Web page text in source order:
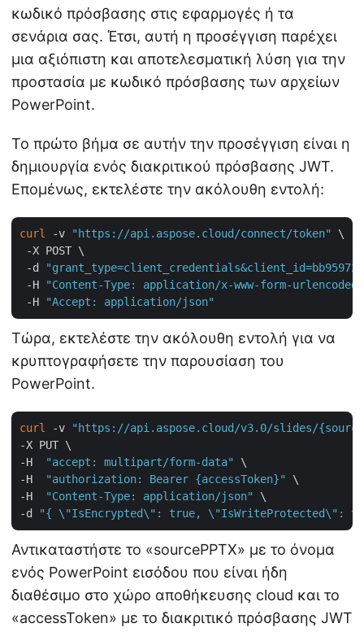
κωδικό πρόσβασης στις εφαρμογές ή τα
σενάρια σας. Έτσι, αυτή η προσέγγιση παρέχει
μια αξιόπιστη και αποτελεσματική λύση για την
προστασία με κωδικό πρόσβασης των αρχείων
PowerPoint.
Το πρώτο βήμα σε αυτήν την προσέγγιση είναι η
δημιουργία ενός διακριτικού πρόσβασης JWT.
Επομένως, εκτελέστε την ακόλουθη εντολή:
curl -v "https://api.aspose.cloud/connect/token"
\
-X POST \
-d
"grant_type=client_credentials&client_id=bb959721-
-H
"Content-Type: application/x-www-form-urlencoded"
-H
"Accept: application/json"
Τώρα, εκτελέστε την ακόλουθη εντολή για να
κρυπτογραφήσετε την παρουσίαση του
PowerPoint.
curl -v
"https://api.aspose.cloud/v3.0/slides/
-X PUT \
-H
"accept: multipart/form-data"
\
-H
"authorization: Bearer {accessToken}"
\
-H
"Content-Type: application/json"
\
-d
"{ \"IsEncrypted\": true, \"IsWriteProtected\":
Αντικαταστήστε το «sourcePPTX» με το όνομα
ενός PowerPoint εισόδου που είναι ήδη
διαθέσιμο στο χώρο αποθήκευσης cloud και το
«accessToken» με το διακριτικό πρόσβασης JWT